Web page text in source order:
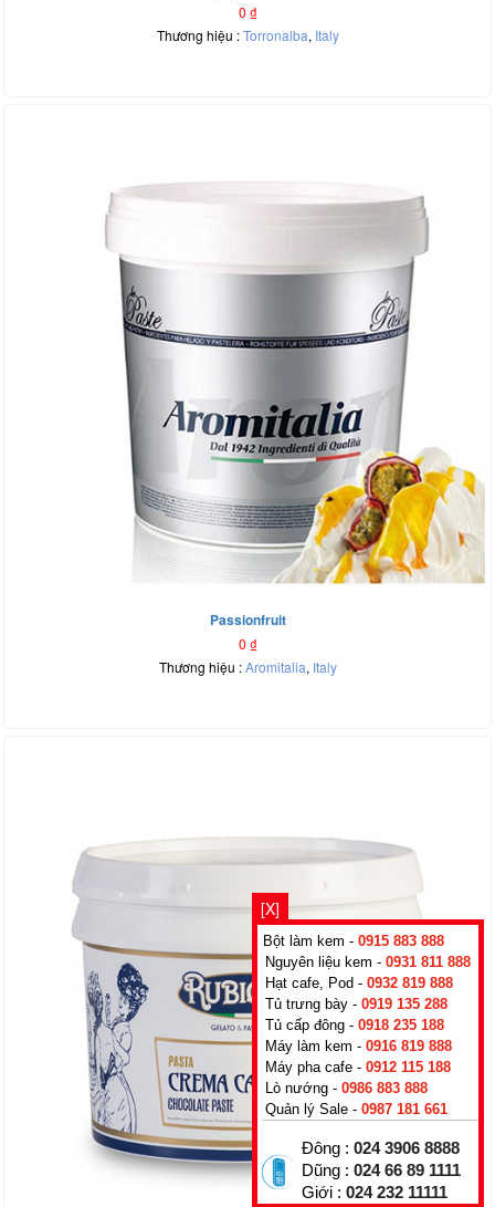
0 ₫
Thương hiệu :Torronalba, Italy
Passionfruit
0 ₫
Thương hiệu :Aromitalia, Italy
[X]
Bột làm kem - 0915 883 888
Nguyên liệu kem - 0931 811 888
Hạt cafe, Pod - 0932 819 888
Tủ trưng bày - 0919 135 288
Tủ cấp đông - 0918 235 188
Máy làm kem - 0916 819 888
Máy pha cafe - 0912 115 188
Lò nướng - 0986 883 888
Quản lý Sale - 0987 181 661
Đông : 024 3906 8888
Dũng : 024 66 89 1111
Giới : 024 232 11111